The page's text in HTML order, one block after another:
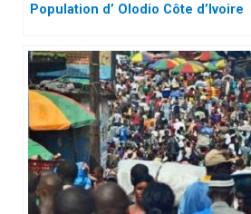
Population d’ Olodio Côte d’Ivoire